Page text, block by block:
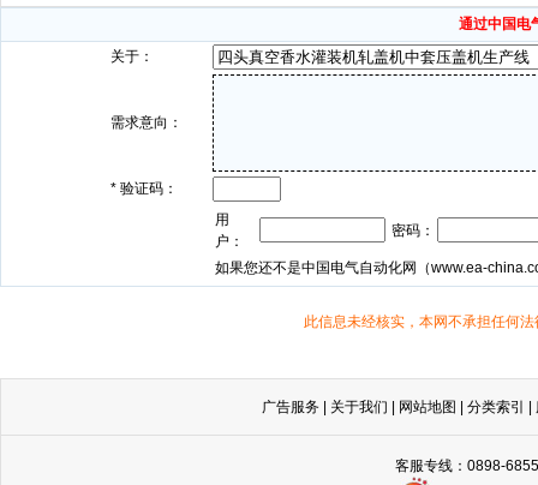
通过中国电
关于：
需求意向：
* 验证码：
用
户：
密码：
如果您还不是中国电气自动化网（www.ea-
此信息未经核实，本网不承担任何
广告服务 关于我们 网站地图 分类索引
客服专线：0898-